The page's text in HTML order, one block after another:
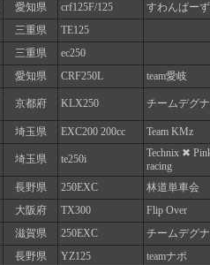
愛知県 crf125F/125 すわんぱーず
三重県 TE125
三重県 ec250
愛知県 CRF250L team愛岐
京都府 KLX250 チームデグ
埼玉県 EXC200 200cc Team KMz
埼玉県 te250i
Technix ✖
racing
長野県 250EXC 林道単車会
大阪府 TX300 Flip Over
滋賀県 250EXC チームデグ
長野県 YZ125 teamナポ